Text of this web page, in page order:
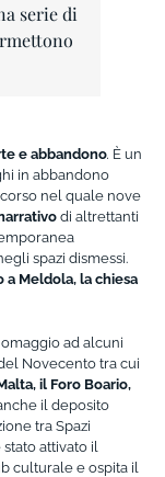
serie di
e abbandono. È un
in abbandono
nel quale nove
di altrettanti
spazi dismessi.
a Meldola, la chiesa
ad alcuni
Novecento tra cui
il Foro Boario,
il deposito
tra Spazi
stato attivato il
culturale e ospita il